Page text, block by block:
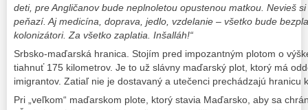
deti, pre Angličanov bude neplnoletou opustenou matkou. Nevieš
peňazí. Aj medicína, doprava, jedlo, vzdelanie – všetko bude
kolonizátori. Za všetko zaplatia. Inšalláh!“
Srbsko-maďarská hranica. Stojím pred impozantným plotom o
tiahnuť 175 kilometrov. Je to už slávny maďarský plot, ktorý má
imigrantov. Zatiaľ nie je dostavaný a utečenci prechádzajú hranicu
Pri „veľkom“ maďarskom plote, ktorý stavia Maďarsko, aby sa